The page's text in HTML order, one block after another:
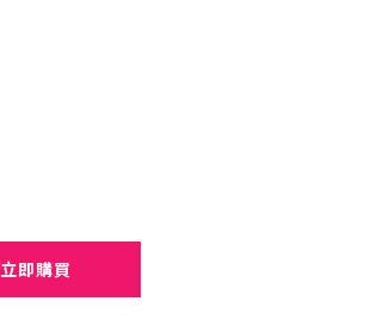
立即購買